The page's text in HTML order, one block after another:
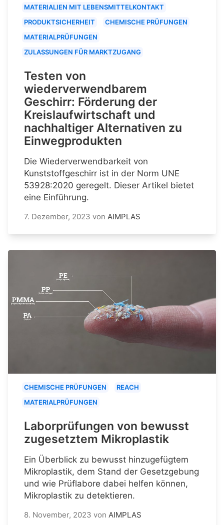
MATERIALIEN MIT LEBENSMITTELKONTAKT
PRODUKTSICHERHEIT
CHEMISCHE PRÜFUNGEN
MATERIALPRÜFUNGEN
ZULASSUNGEN FÜR MARKTZUGANG
Testen von
wiederverwendbarem
Geschirr: Förderung der
Kreislaufwirtschaft und
nachhaltiger Alternativen zu
Einwegprodukten
Die Wiederverwendbarkeit von
Kunststoffgeschirr ist in der Norm UNE
53928:2020 geregelt. Dieser Artikel bietet
eine Einführung.
7. Dezember, 2023 von AIMPLAS
CHEMISCHE PRÜFUNGEN
REACH
MATERIALPRÜFUNGEN
Laborprüfungen von bewusst
zugesetztem Mikroplastik
Ein Überblick zu bewusst hinzugefügtem
Mikroplastik, dem Stand der Gesetzgebung
und wie Prüflabore dabei helfen können,
Mikroplastik zu detektieren.
8. November, 2023 von AIMPLAS